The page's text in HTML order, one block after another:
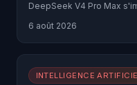
DeepSeek V4 Pro Max
6 août 2026
INTELLIGENCE